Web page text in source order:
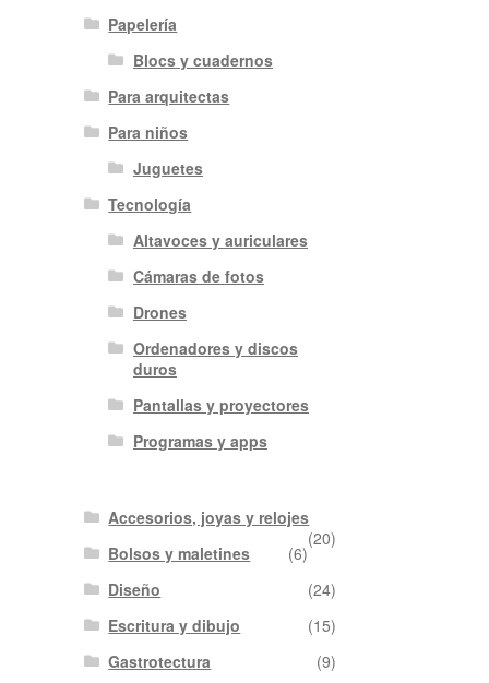
Papelería
Blocs y cuadernos
Para arquitectas
Para niños
Juguetes
Tecnología
Altavoces y auriculares
Cámaras de fotos
Drones
Ordenadores y discos
duros
Pantallas y proyectores
Programas y apps
Accesorios, joyas y relojes
(20)
Bolsos y maletines
(6)
Diseño
(24)
Escritura y dibujo
(15)
Gastrotectura
(9)